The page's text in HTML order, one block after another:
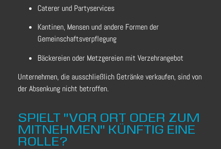
Caterer und Partyservices
Kantinen, Mensen und andere Formen der
Gemeinschaftsverpflegung
Bäckereien oder Metzgereien mit Verzehrangebot
Unternehmen, die ausschließlich Getränke verkaufen, sind von
der Absenkung nicht betroffen.
SPIELT "VOR ORT ODER ZUM
MITNEHMEN" KÜNFTIG EINE
ROLLE?